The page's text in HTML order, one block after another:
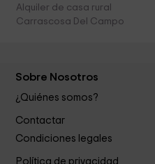
Alquiler de casa rural
Carrascosa Del Campo
Sobre Nosotros
¿Quiénes somos?
Contactar
Condiciones legales
Política de privacidad